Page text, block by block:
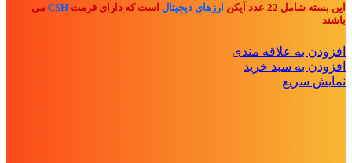
این بسته شامل 22 عدد آیکن ارزهای دیجیتال است که دارای فرمت CSH می
باشند
افزودن به علاقه مندی
افزودن به سبد خرید
نمایش سریع